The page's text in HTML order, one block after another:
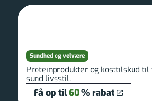
Sundhed og velvære
Proteinprodukter og kosttilskud
sund livsstil.
Få op til60% rabat